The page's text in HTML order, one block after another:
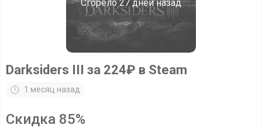
Сгорело27 дней назад
Darksiders III за 224₽ в Steam
1 месяц назад
Скидка 85%